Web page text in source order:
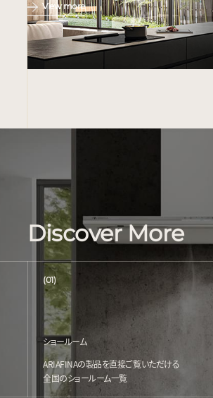
View more
Discover More
(01)
ショールーム
ARIAFINAの製品を直接ご覧いただける
全国のショールーム一覧